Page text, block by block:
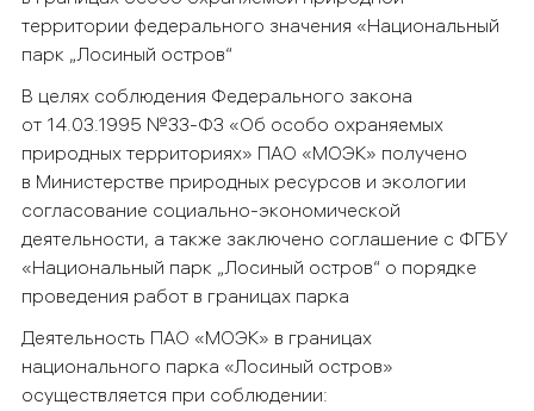
территории федерального значения «Национальный
парк „Лосиный остров“
В целях соблюдения Федерального закона
от 14.03.1995 №33-ФЗ «Об особо охраняемых
природных территориях» ПАО «МОЭК» получено
в Министерстве природных ресурсов и экологии
согласование социально-экономической
деятельности, а также заключено соглашение с ФГБУ
«Национальный парк „Лосиный остров“ о порядке
проведения работ в границах парка
Деятельность ПАО «МОЭК» в границах
национального парка «Лосиный остров»
осуществляется при соблюдении: